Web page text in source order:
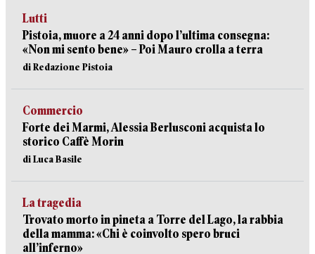
Lutti
Pistoia, muore a 24 anni dopo l’ultima consegna:
«Non mi sento bene» – Poi Mauro crolla a terra
di Redazione Pistoia
Commercio
Forte dei Marmi, Alessia Berlusconi acquista lo
storico Caffè Morin
di Luca Basile
La tragedia
Trovato morto in pineta a Torre del Lago, la rabbia
della mamma: «Chi è coinvolto spero bruci
all’inferno»